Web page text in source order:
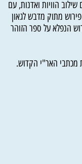
הוויות ואדנות, עם
מתוק מדבש לגאון
הנפלא על ספר הזוהר
מכתבי האר"י הקדוש.